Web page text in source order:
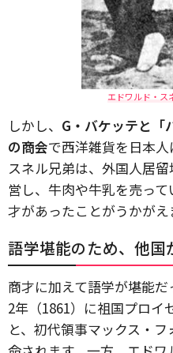
エドワルド・
しかし、 G・バケッテと「
の商会で西洋雑貨を日本人
スネル兄弟は、外国人居
営し、牛肉や牛乳を売っ
才があったことがうかがえ
語学堪能のため、他
商才に加えて語学が堪能
2年（1861）に祖国プロイ
と、初代領事マックス・